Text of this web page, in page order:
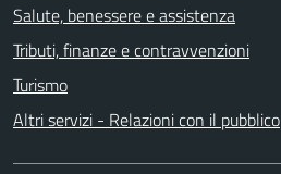
Salute, benessere e assistenza
Tributi, finanze e contravvenzioni
Turismo
Altri servizi - Relazioni con il pubblico